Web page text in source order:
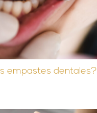
empastes dentales?